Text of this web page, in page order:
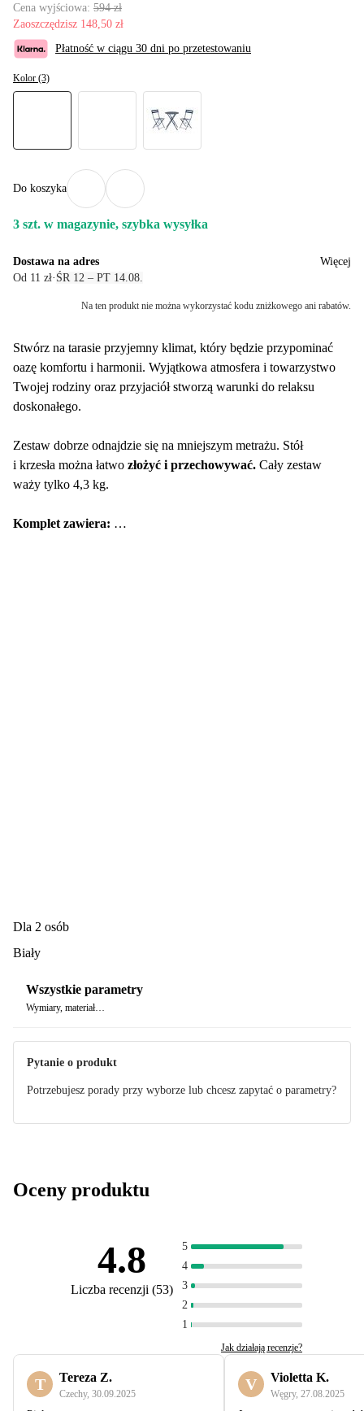
Cena wyjściowa: 594 zł
Zaoszczędzisz 148,50 zł
Płatność w ciągu 30 dni po przetestowaniu
Kolor (3)
Do koszyka
3 szt. w magazynie, szybka wysyłka
Dostawa na adres
Od 11 zł· ŚR 12 – PT 14.08.
Więcej
Na ten produkt nie można wykorzystać kodu zniżkowego ani rabatów.
Stwórz na tarasie przyjemny klimat, który będzie przypominać
oazę komfortu i harmonii. Wyjątkowa atmosfera i towarzystwo
Twojej rodziny oraz przyjaciół stworzą warunki do relaksu
doskonałego.
Zestaw dobrze odnajdzie się na mniejszym metrażu. Stół
i krzesła można łatwo złożyć i przechowywać. Cały zestaw
waży tylko 4,3 kg.
Komplet zawiera:
Dla 2 osób
Biały
Wszystkie parametry
Wymiary, materiał…
Pytanie o produkt
Potrzebujesz porady przy wyborze lub chcesz zapytać o parametry?
Oceny produktu
4.8
Liczba recenzji (53)
5
4
3
2
1
Jak działają recenzje?
T Tereza Z.
Czechy, 30.09.2025
V Violetta K.
Węgry, 27.08.2025